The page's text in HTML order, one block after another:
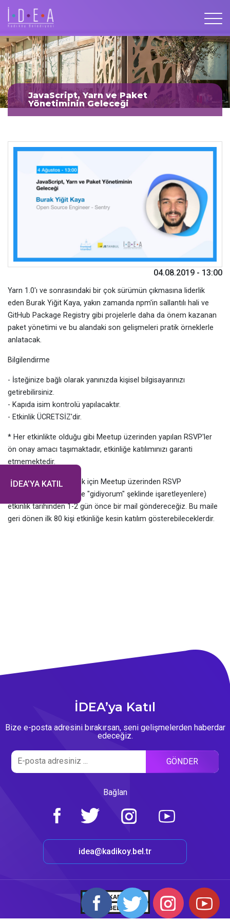
İDEA’YA KATIL
JavaScript, Yarn ve Paket
Yönetiminin Geleceği
04.08.2019 - 13:00
Yarn 1.0'ı ve sonrasındaki bir çok sürümün çıkmasına liderlik
eden Burak Yiğit Kaya, yakın zamanda npm'in sallantılı hali ve
GitHub Package Registry gibi projelerle daha da önem kazanan
paket yönetimi ve bu alandaki son gelişmeleri pratik örneklerle
anlatacak.
Bilgilendirme
- İsteğinize bağlı olarak yanınızda kişisel bilgisayarınızı
getirebilirsiniz.
- Kapıda isim kontrolü yapılacaktır.
- Etkinlik ÜCRETSİZ'dir.
* Her etkinlikte olduğu gibi Meetup üzerinden yapılan RSVP'ler
ön onay amacı taşımaktadır, etkinliğe katılımınızı garanti
etmemektedir.
** Etkinliğe katılabilmek için Meetup üzerinden RSVP
yapanlara(yani etkinliğe "gidiyorum" şeklinde işaretleyenlere)
etkinlik tarihinden 1-2 gün önce bir mail göndereceğiz. Bu maile
geri dönen ilk 80 kişi etkinliğe kesin katılım gösterebileceklerdir.
İDEA’ya Katıl
Bize e-posta adresini bırakırsan, seni gelişmelerden haberdar
edeceğiz.
Bağlan
idea@kadikoy.bel.tr